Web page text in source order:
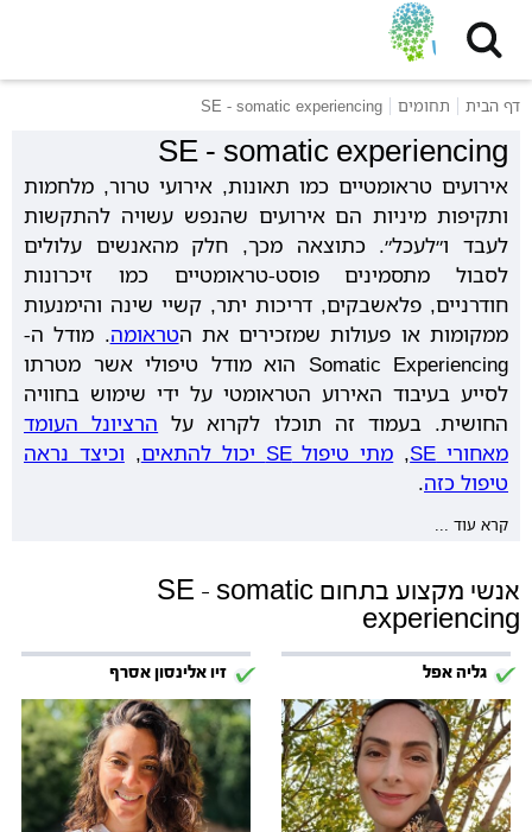
דף הבית תחומים SE - somatic experiencing
SE - somatic experiencing
אירועים טראומטיים כמו תאונות, אירועי טרור, מלחמות
ותקיפות מיניות הם אירועים שהנפש עשויה להתקשות
לעבד ו״לעכל״. כתוצאה מכך, חלק מהאנשים עלולים
לסבול מתסמינים פוסט-טראומטיים כמו זיכרונות
חודרניים, פלאשבקים, דריכות יתר, קשיי שינה והימנעות
ממקומות או פעולות שמזכירים את הטראומה. מודל ה-
Somatic Experiencing הוא מודל טיפולי אשר מטרתו
לסייע בעיבוד האירוע הטראומטי על ידי שימוש בחוויה
החושית. בעמוד זה תוכלו לקרוא על הרציונל העומד
מאחורי SE
, מתי טיפול SE יכול להתאים , וכיצד נראה
טיפול כזה.
קרא עוד ...
אנשי מקצוע בתחום SE - somatic
experiencing
גליה אפל זיו אלינסון אסרף